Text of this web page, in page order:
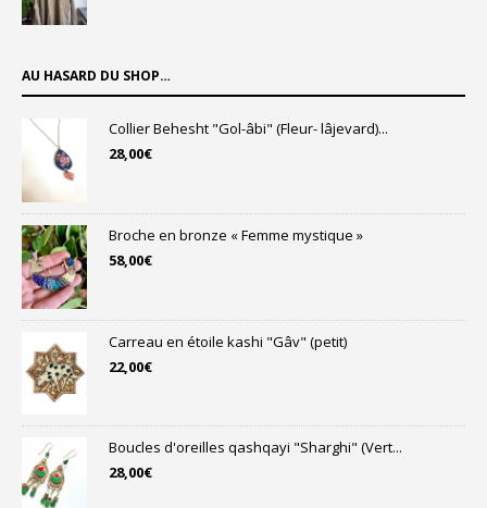
AU HASARD DU SHOP…
Collier Behesht "Gol-âbi" (Fleur- lâjevard)...
28,00€
Broche en bronze « Femme mystique »
58,00€
Carreau en étoile kashi "Gâv" (petit)
22,00€
Boucles d'oreilles qashqayi "Sharghi" (Vert...
28,00€